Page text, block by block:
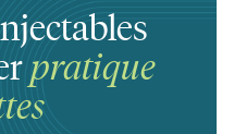
pratique